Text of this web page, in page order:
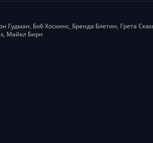
Гудман, Боб Хоскинс, Бренда Блетин, Грета
Майкл Бирн